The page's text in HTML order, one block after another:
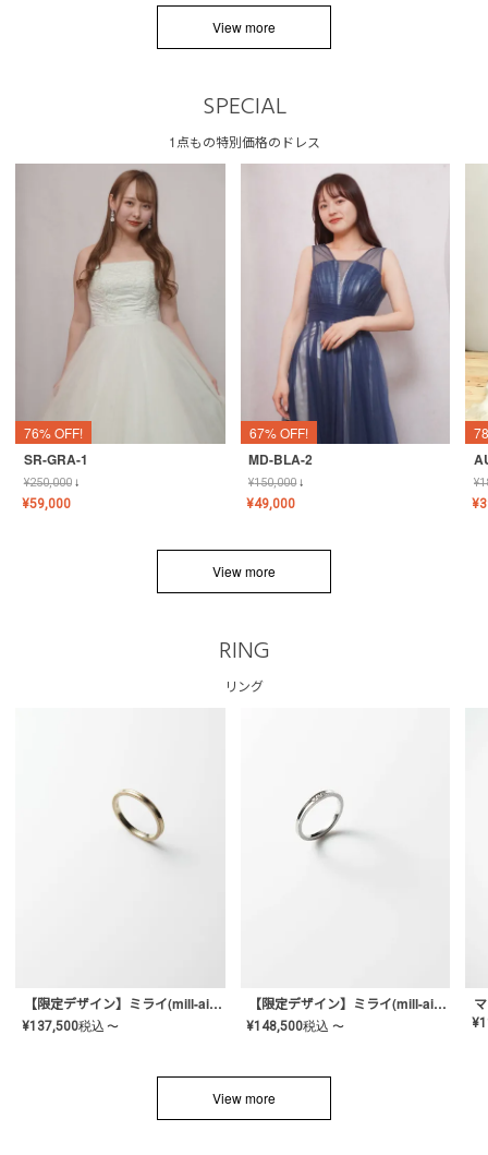
View more
SPECIAL
1点もの特別価格のドレス
76% OFF!
SR-GRA-1
¥250,000↓
¥59,000
67% OFF!
MD-BLA-2
¥150,000↓
¥49,000
¥
¥
View more
RING
リング
【限定デザイン】ミライ(mill-ai)リング
¥137,500税込 〜
【限定デザイン】ミライ(mill-ai)リング
¥148,500税込 〜 ¥
View more